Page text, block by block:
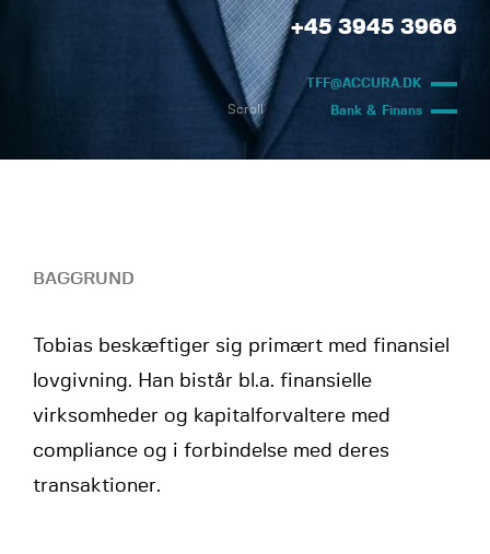
+45 3945 3966
TFF@ACCURA.DK
Bank & Finans
Scroll
BAGGRUND
Tobias beskæftiger sig primært med finansiel
lovgivning. Han bistår bl.a. finansielle
virksomheder og kapitalforvaltere med
compliance og i forbindelse med deres
transaktioner.